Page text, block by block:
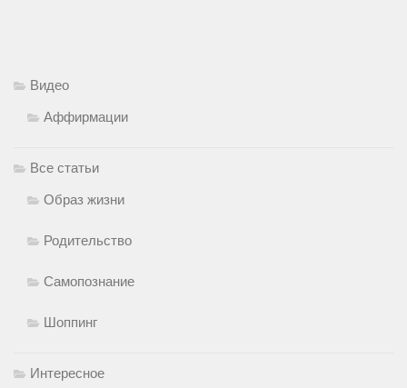
Видео
Аффирмации
Все статьи
Образ жизни
Родительство
Самопознание
Шоппинг
Интересное